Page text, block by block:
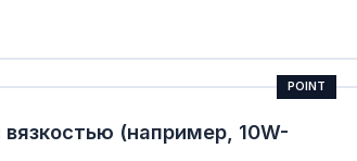
(например, 10W-